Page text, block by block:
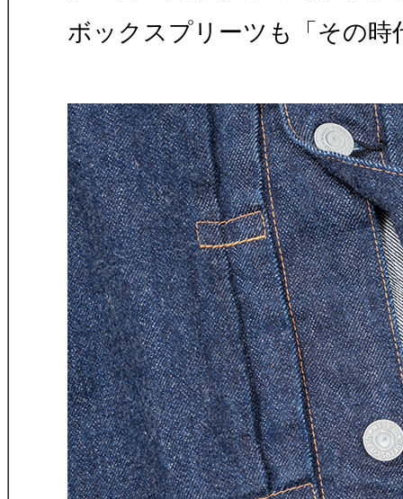
ボックスプリーツも「その